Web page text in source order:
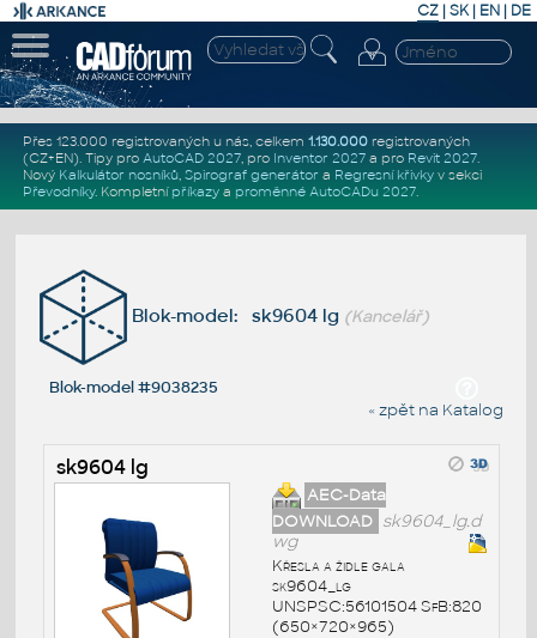
CZ | SK| EN | DE
Přes 123.000 registrovaných u nás, celkem 1.130.000registrovaných
(CZ+EN). Tipy pro AutoCAD 2027, pro Inventor 2027a pro Revit 2027.
Nový Kalkulátor nosníků, Spirograf generátor a Regresní křivkyv sekci
Převodníky. Kompletní příkazya proměnné AutoCADu 2027.
Blok-model: sk9604 lg (Kancelář)
Blok-model #9038235
« zpět na Katalog
sk9604 lg
AEC-Data
DOWNLOAD sk9604_lg.d
wg
Křesla a židle gala
sk9604_lg
UNSPSC:56101504 SfB:820
(650×720×965)